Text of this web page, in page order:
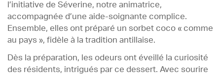
l’initiative de Séverine, notre animatrice,
accompagnée d’une aide-soignante complice.
Ensemble, elles ont préparé un sorbet coco « comme
au pays », fidèle à la tradition antillaise.
Dès la préparation, les odeurs ont éveillé la curiosité
des résidents, intrigués par ce dessert. Avec sourire